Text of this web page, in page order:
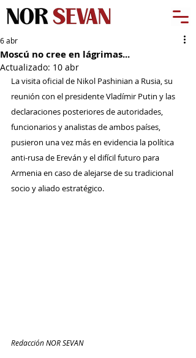
Moscú no cree en lágrimas...
6 abr
Actualizado: 10 abr
La visita oficial de Nikol Pashinian a Rusia, su
reunión con el presidente Vladímir Putin y las
declaraciones posteriores de autoridades,
funcionarios y analistas de ambos países,
pusieron una vez más en evidencia la política
anti-rusa de Ereván y el difícil futuro para
Armenia en caso de alejarse de su tradicional
socio y aliado estratégico.
Redacción NOR SEVAN